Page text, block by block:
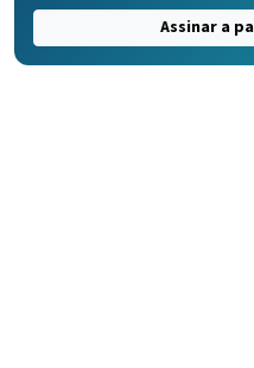
Assinar a